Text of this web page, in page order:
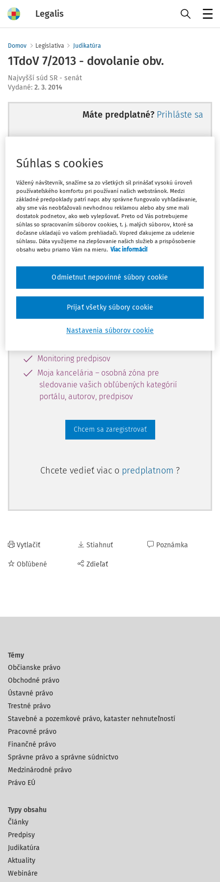
Legalis
Domov Legislatíva Judikatúra
1TdoV 7/2013 - dovolanie obv.
Najvyšší súd SR - senát
Vydané: 2. 3. 2014
Máte predplatné? Prihláste sa
Ups, zatiaľ ste si prečítali len
začiatok...
Celý odborný obsah z tejto oblasti je
dostupný predplatiteľom portálu.
obsahu a získajte prístup na 10 dní
zdarma, stačí sa len zaregistrovať.
Vďaka registrácii získate prístup aj k
vybranému obsahu:
Monitoring predpisov
Moja kancelária – osobná zóna pre
sledovanie vašich obľúbených kategórií
portálu, autorov, predpisov
Chcem sa zaregistrovať
Chcete vedieť viac o predplatnom ?
Vytlačiť
Obľúbené
Stiahnuť
Zdieľať
Poznámka
Témy
Občianske právo
Obchodné právo
Ústavné právo
Trestné právo
Stavebné a pozemkové právo, kataster nehnuteľností
Pracovné právo
Finančné právo
Správne právo a správne súdnictvo
Medzinárodné právo
Právo EÚ
Typy obsahu
Články
Predpisy
Judikatúra
Aktuality
Webináre
Súhlas s cookies
Vážený návštevník, snažíme sa zo všetkých síl prinášať vysokú úroveň
používateľského komfortu pri používaní našich webstránok. Medzi
základné predpoklady patrí napr. aby správne fungovalo vyhľadávanie,
aby sme vás neobťažovali nevhodnou reklamou alebo aby sme mali
dostatok podnetov, ako web vylepšovať. Preto od Vás potrebujeme
súhlas so spracovaním súborov cookies, t. j. malých súborov, ktoré sa
dočasne ukladajú vo vašom prehliadači. Vopred ďakujeme za udelenie
súhlasu. Dáta využijeme na zlepšovanie našich služieb a prispôsobenie
obsahu webu priamo Vám na mieru. Viac informácií
Nastavenia súborov cookie
Odmietnut nepovinné súbory cookie
Prijať všetky súbory cookie